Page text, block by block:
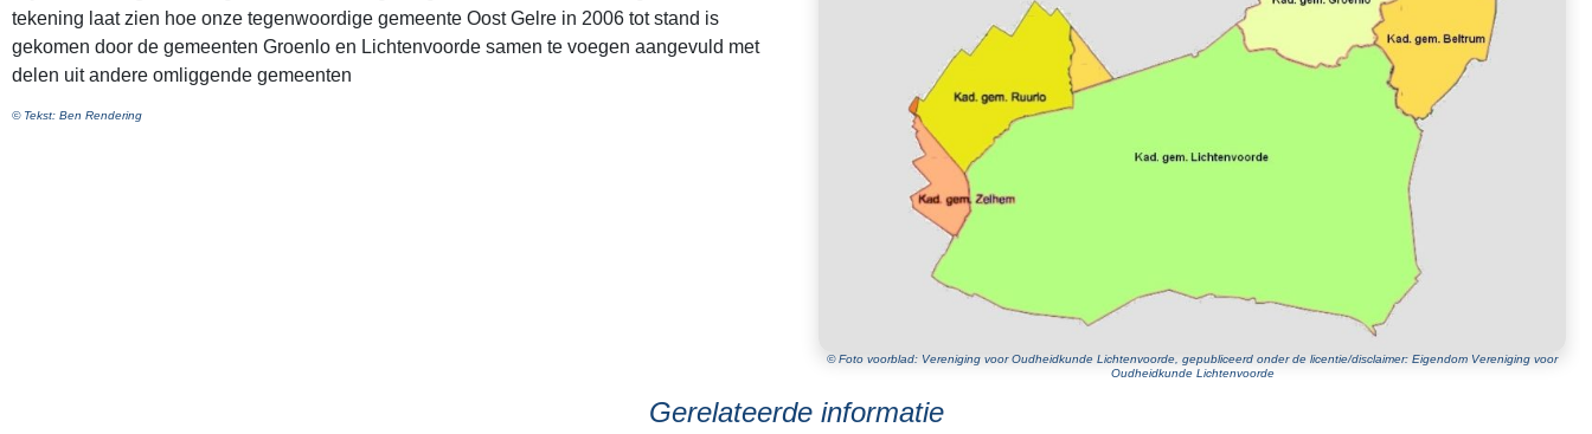
© Foto voorblad: Vereniging voor Oudheidkunde Lichtenvoorde, gepubliceerd onder de licentie/disclaimer: Eigendom Vereniging voor
Oudheidkunde Lichtenvoorde
tekening laat zien hoe onze tegenwoordige gemeente Oost Gelre in 2006 tot stand is
gekomen door de gemeenten Groenlo en Lichtenvoorde samen te voegen aangevuld met
delen uit andere omliggende gemeenten
© Tekst: Ben Rendering
Gerelateerde informatie